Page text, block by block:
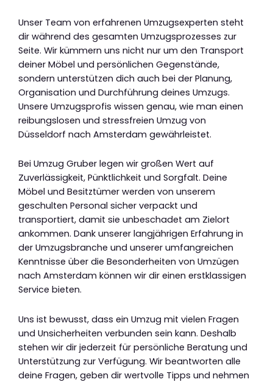
Unser Team von erfahrenen Umzugsexperten steht
dir während des gesamten Umzugsprozesses zur
Seite. Wir kümmern uns nicht nur um den Transport
deiner Möbel und persönlichen Gegenstände,
sondern unterstützen dich auch bei der Planung,
Organisation und Durchführung deines Umzugs.
Unsere Umzugsprofis wissen genau, wie man einen
reibungslosen und stressfreien Umzug von
Düsseldorf nach Amsterdam gewährleistet.
Bei Umzug Gruber legen wir großen Wert auf
Zuverlässigkeit, Pünktlichkeit und Sorgfalt. Deine
Möbel und Besitztümer werden von unserem
geschulten Personal sicher verpackt und
transportiert, damit sie unbeschadet am Zielort
ankommen. Dank unserer langjährigen Erfahrung in
der Umzugsbranche und unserer umfangreichen
Kenntnisse über die Besonderheiten von Umzügen
nach Amsterdam können wir dir einen erstklassigen
Service bieten.
Uns ist bewusst, dass ein Umzug mit vielen Fragen
und Unsicherheiten verbunden sein kann. Deshalb
stehen wir dir jederzeit für persönliche Beratung und
Unterstützung zur Verfügung. Wir beantworten alle
deine Fragen, geben dir wertvolle Tipps und nehmen